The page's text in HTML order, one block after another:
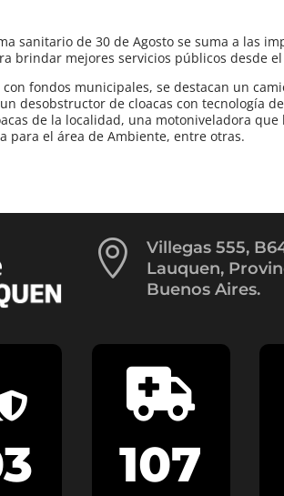
sanitario de 30 de Agosto se suma a las
brindar mejores servicios públicos desde
fondos municipales, se destacan un
desobstructor de cloacas con tecnología
de la localidad, una motoniveladora
para el área de Ambiente, entre otras.

Villegas 555,
Lauquen,
Buenos Aires.

107